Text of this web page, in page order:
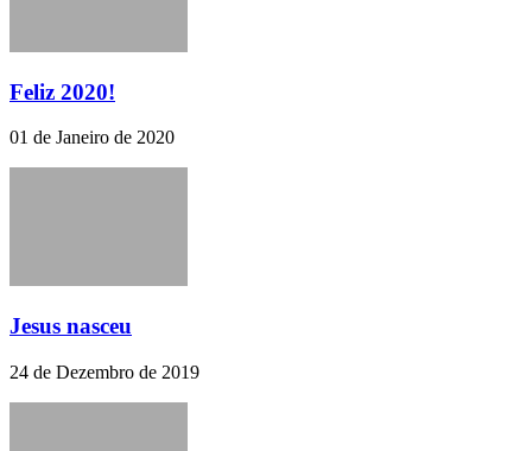
Feliz 2020!
01 de Janeiro de 2020
Jesus nasceu
24 de Dezembro de 2019